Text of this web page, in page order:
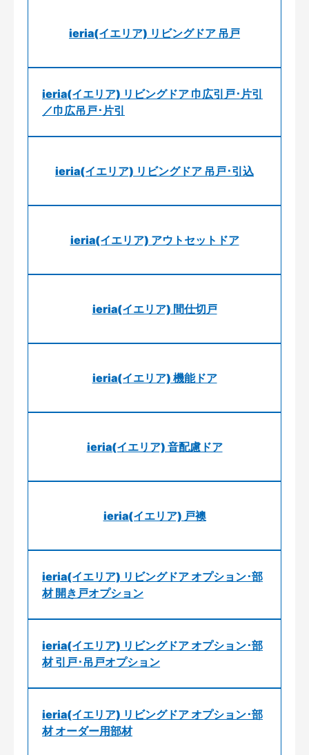
ieria(イエリア) リビングドア 吊戸
ieria(イエリア) リビングドア 巾広引戸･片引
／巾広吊戸･片引
ieria(イエリア) リビングドア 吊戸･引込
ieria(イエリア) アウトセットドア
ieria(イエリア) 間仕切戸
ieria(イエリア) 機能ドア
ieria(イエリア) 音配慮ドア
ieria(イエリア) 戸襖
ieria(イエリア) リビングドア オプション･部
材 開き戸オプション
ieria(イエリア) リビングドア オプション･部
材 引戸･吊戸オプション
ieria(イエリア) リビングドア オプション･部
材 オーダー用部材